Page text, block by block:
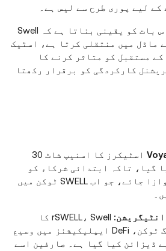
لیے پوری طرح سے لیس ہے۔
یہ مرحلہ وار اپروچ اس بات کو یقینی بناتا ہے کہ Swell
ماڈل میں منتقلی کرتا ہے، اسٹیک
مستقبل کو متاثر کرنے کا
کارکردگی کو برقرار رکھتا
Swell اسٹیکرز کا اسنیپ شاٹ 30
2024 کو لیا گیا، تاکہ ابتدائی شرکاء کو
White Pearls سے نوازا جائے، جو اب SWELL ٹوکن میں
rSWELL، Swell کا
لیکویڈ ری سٹیکنگ ٹوکن، DeFi ایپلیکیشنز میں وسیع
ڈیزائن کیا گیا ہے۔ صارفین اسے